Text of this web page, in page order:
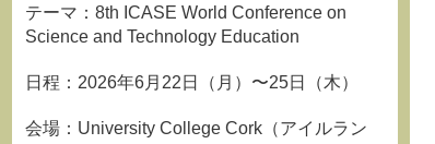
テーマ：8th ICASE World Conference on
Science and Technology Education
日程：2026年6月22日（月）〜25日（木）
会場：University College Cork（アイルラン